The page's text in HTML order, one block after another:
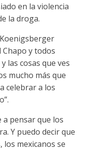
en la violencia
la droga.
Chapo y todos
las cosas que ves
mucho más que
celebrar a los
a pensar que los
Y puedo decir que
los mexicanos se